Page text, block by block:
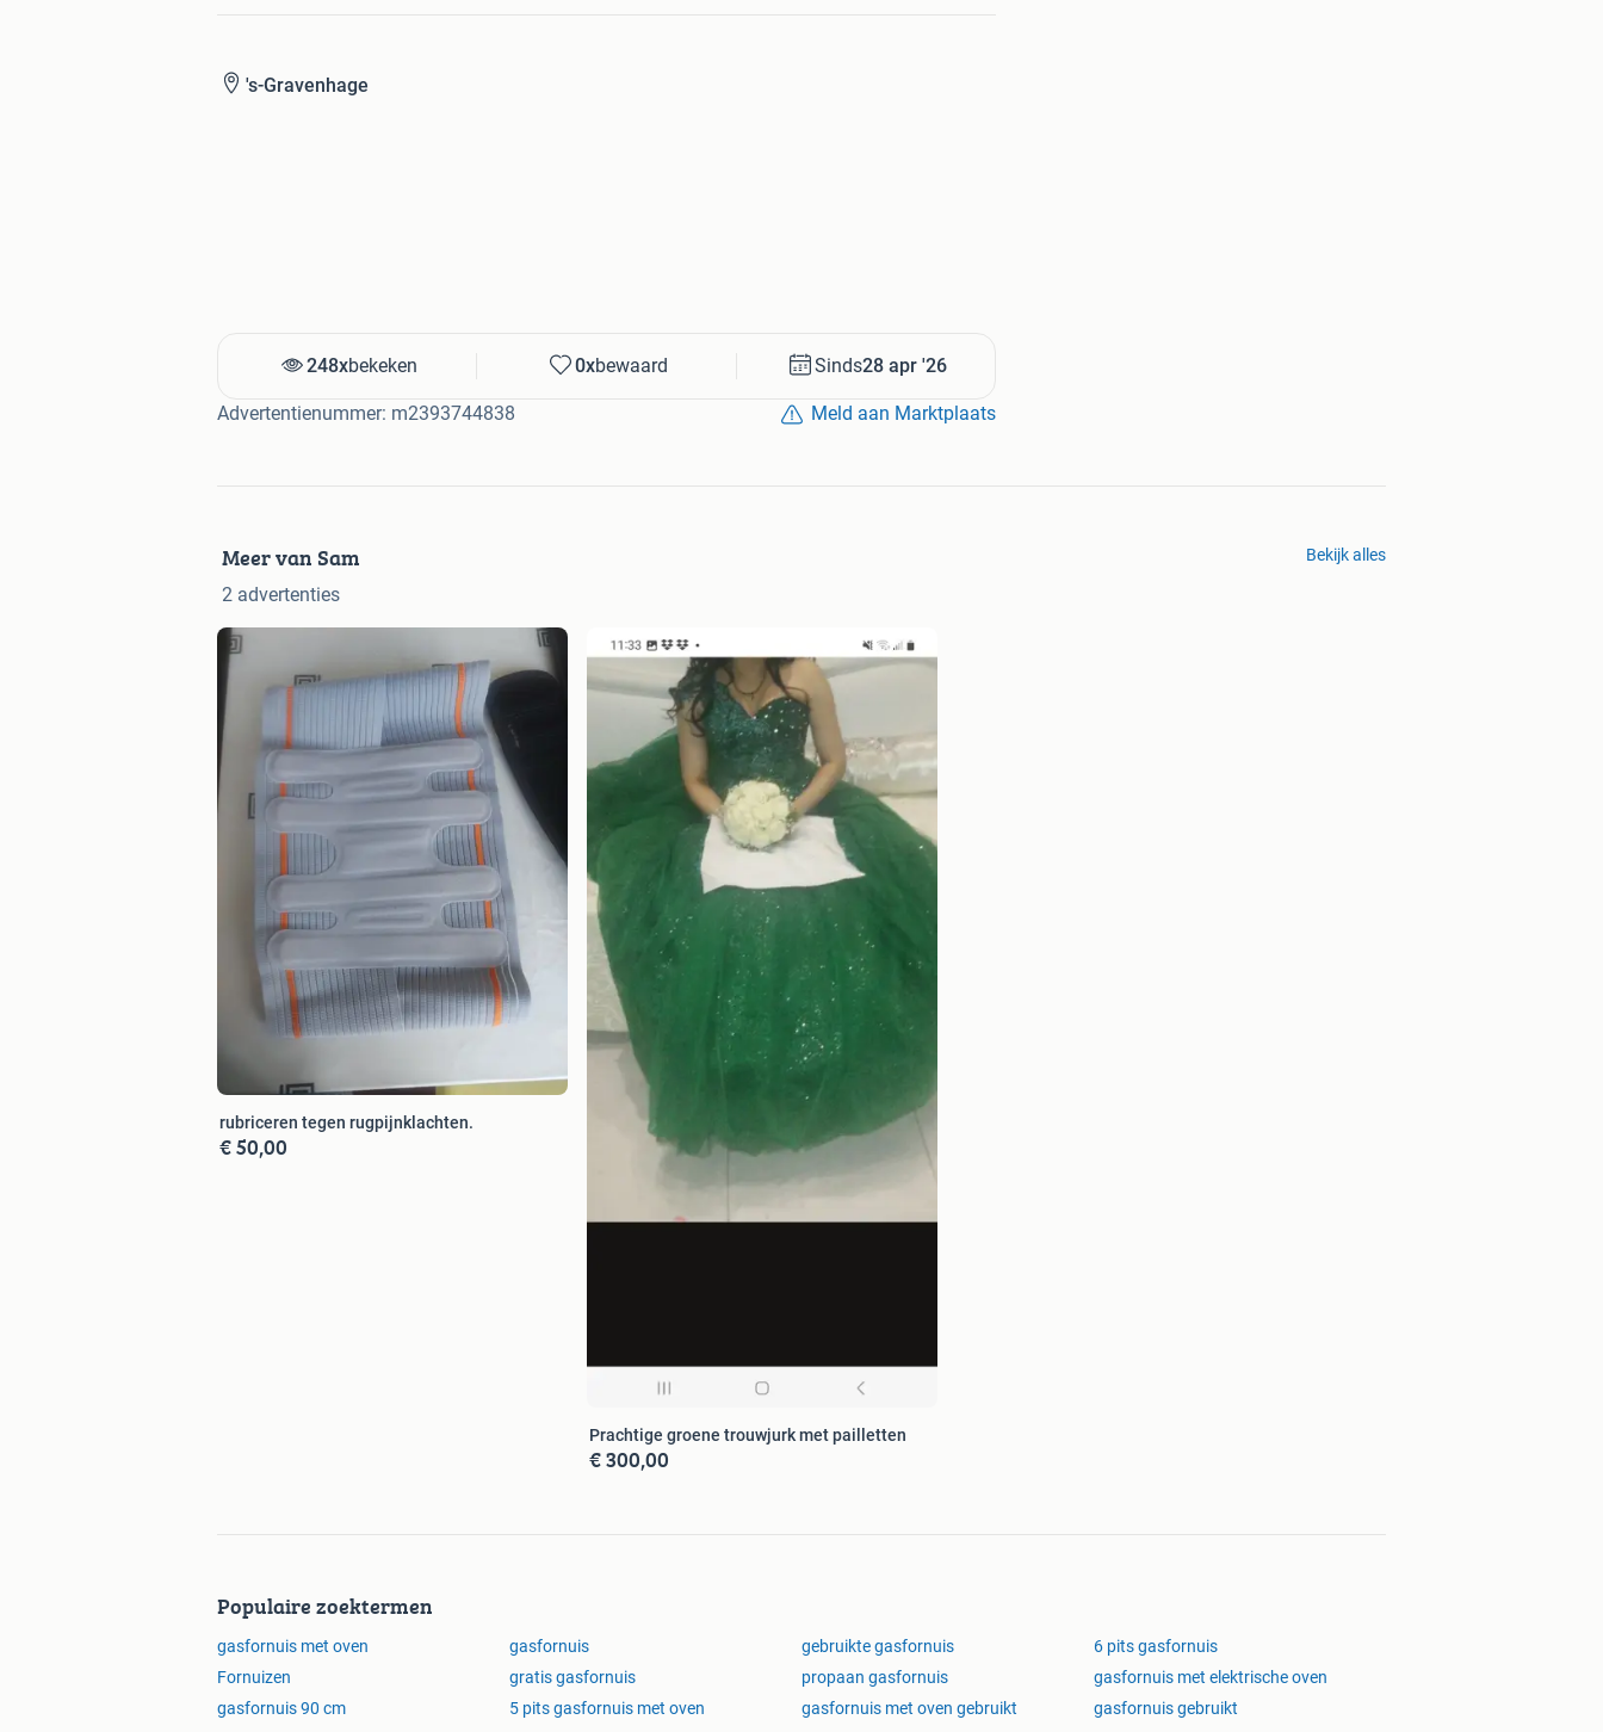
's-Gravenhage
248xbekeken 0xbewaard Sinds28 apr '26
Advertentienummer: m2393744838 Meld aan Marktplaats
Meer van Sam
2 advertenties
Bekijk alles
rubriceren tegen rugpijnklachten.
€ 50,00
Prachtige groene trouwjurk met pailletten
€ 300,00
Populaire zoektermen
gasfornuis met oven gasfornuis gebruikte gasfornuis
6 pits gasfornuis
Fornuizen
gratis gasfornuis propaan gasfornuis
gasfornuis met elektrische oven
gasfornuis 90 cm
5 pits gasfornuis met oven gasfornuis met oven gebruikt
gasfornuis gebruikt